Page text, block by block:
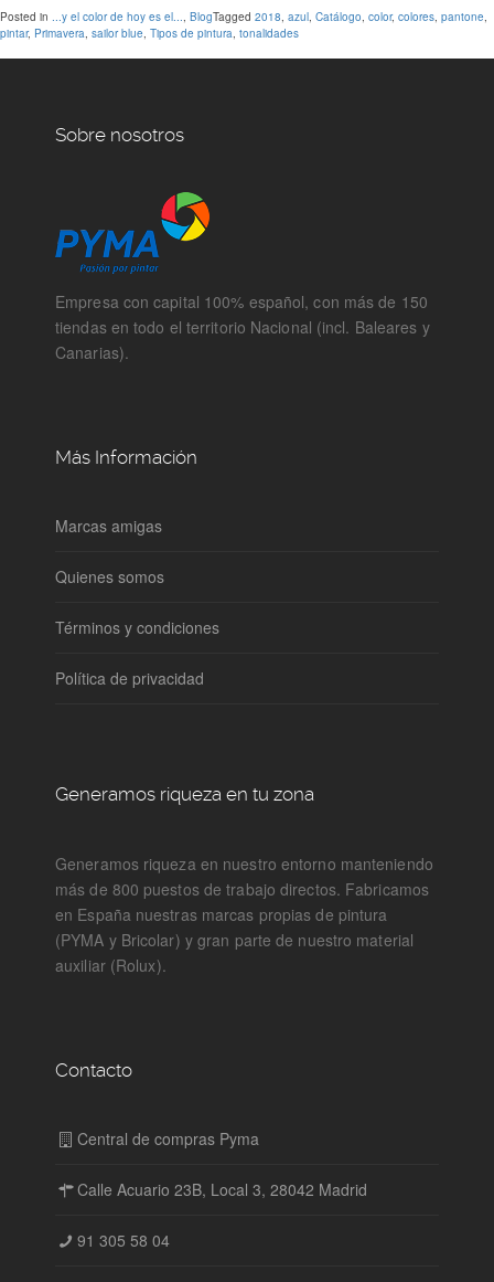
Posted in ...y el color de hoy es el... BlogTagged 2018 azul Catálogo color, colores pantone
pintar, Primavera sailor blue Tipos de pintura tonalidades
Sobre nosotros
Empresa con capital 100% español, con más de 150
tiendas en todo el territorio Nacional (incl. Baleares y
Canarias).
Más Información
Marcas amigas
Quienes somos
Términos y condiciones
Política de privacidad
Generamos riqueza en tu zona
Generamos riqueza en nuestro entorno manteniendo
más de 800 puestos de trabajo directos. Fabricamos
en España nuestras marcas propias de pintura
(PYMA y Bricolar) y gran parte de nuestro material
auxiliar (Rolux).
Contacto
Central de compras Pyma
Calle Acuario 23B, Local 3, 28042 Madrid
91 305 58 04